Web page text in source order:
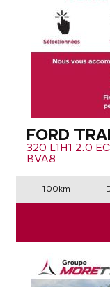
FORD
320 L1H1 2.0
BVA8
100km